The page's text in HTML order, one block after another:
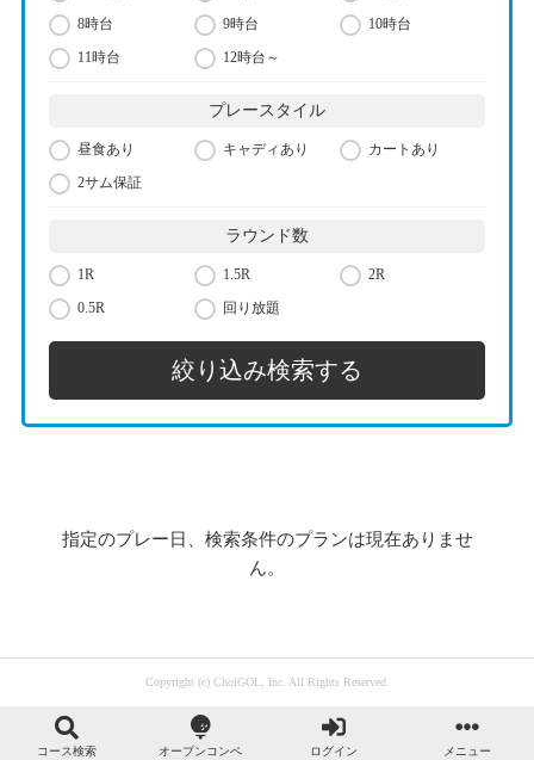
8時台
9時台
10時台
11時台
12時台～
プレースタイル
昼食あり キャディあり
カートあり
2サム保証
ラウンド数
1R 1.5R
2R
0.5R
回り放題
指定のプレー日、検索条件のプランは現在ありませ
ん。
Copyright (c) ChoiGOL, Inc. All Rights Reserved.
コース検索 オープンコンペ ログイン メニュー